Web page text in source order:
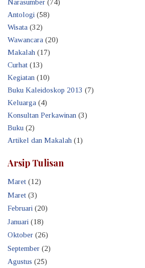
Narasumber (74)
Antologi (58)
Wisata (32)
Wawancara (20)
Makalah (17)
Curhat (13)
Kegiatan (10)
Buku Kaleidoskop 2013 (7)
Keluarga (4)
Konsultan Perkawinan (3)
Buku (2)
Artikel dan Makalah (1)
Arsip Tulisan
Maret (12)
Maret (3)
Februari (20)
Januari (18)
Oktober (26)
September (2)
Agustus (25)